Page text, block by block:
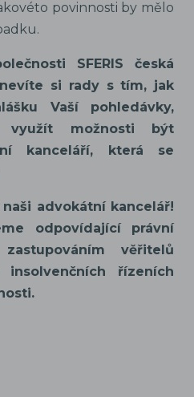
povinnosti by mělo
SFERIS česká
si rady s tím, jak
Vaší pohledávky,
možnosti být
kanceláří, která se
advokátní kancelář!
odpovídající právní
věřitelů
řízeních